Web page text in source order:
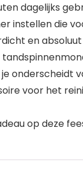
dagelijks
instellen die
en
onderscheidt
voor het
op deze